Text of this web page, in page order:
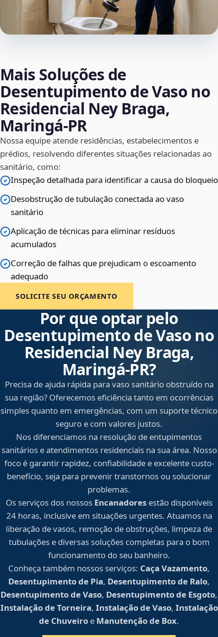
Mais Soluções de
Desentupimento de Vaso no
Residencial Ney Braga,
Maringá‑PR
Nossa equipe atende residências, estabelecimentos e
prédios, resolvendo diferentes situações relacionadas ao
sanitário, como:
Inspeção detalhada para identificar a causa do bloqueio
Desobstrução de tubulação conectada ao vaso
sanitário
Aplicação de técnicas para eliminar resíduos
acumulados
Correção de falhas que prejudicam o escoamento
adequado
SOLICITE SEU ORÇAMENTO
Por que optar pelo
Desentupimento de Vaso no
Residencial Ney Braga,
Maringá‑PR?
Precisa de ajuda rápida para vaso sanitário obstruído na
sua região? Oferecemos eficiência tanto em ocorrências
simples quanto em emergências, com um suporte técnico
seguro e com valores justos.
Nos diferenciamos na resolução de entupimentos
sanitários e atendimentos residenciais na sua área. Nosso
foco é garantir rapidez, confiabilidade e excelente custo-
benefício, seja para prevenir transtornos ou solucionar
problemas.
Os serviços dos nossos Encanadoresestão disponíveis
24 horas, inclusive em situações urgentes. Atuamos na
liberação de vasos, remoção de obstruções, limpeza de
tubulações e diversas soluções completas para o bom
funcionamento do seu banheiro.
Conheça também nossos serviços: Caça Vazamento,
Desentupimento de Pia, Desentupimento de Ralo,
Desentupimento de Vaso, Desentupimento de Esgoto,
Instalação de Torneira, Instalação de Vaso, Instalação
de Chuveiro e Manutenção de Box.